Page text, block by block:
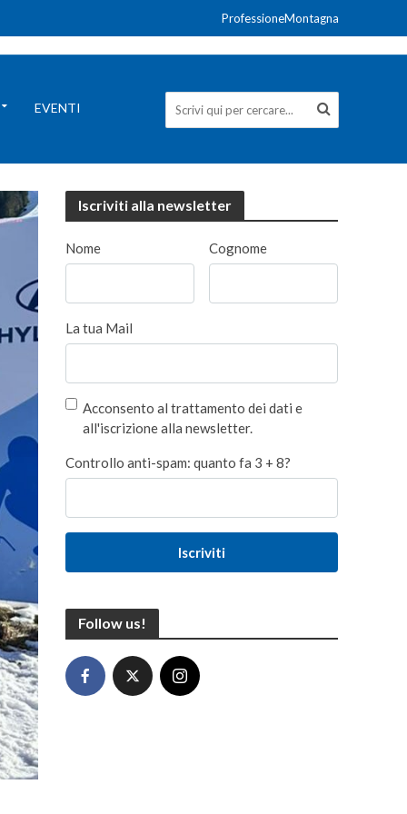
ProfessioneMontagna
EVENTI
Iscriviti alla newsletter
Nome Cognome
La tua Mail
Acconsento al trattamento dei dati e
all'iscrizione alla newsletter.
Controllo anti-spam: quanto fa 3 + 8?
Iscriviti
Follow us!